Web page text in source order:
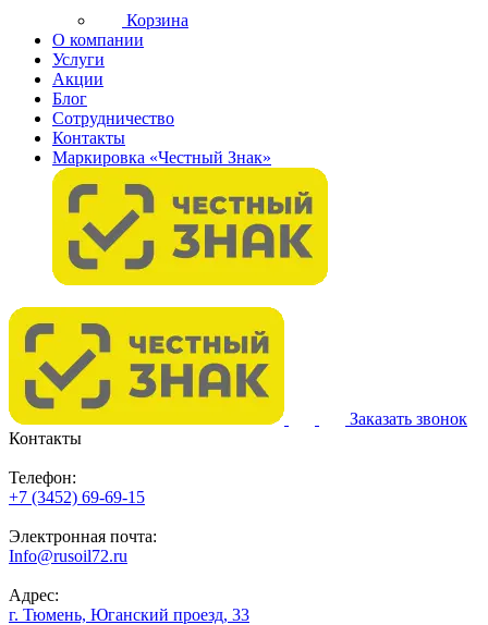
Корзина
О компании
Услуги
Акции
Блог
Сотрудничество
Контакты
Маркировка «Честный Знак»
Заказать звонок
Контакты
Телефон:
+7 (3452) 69-69-15
Электронная почта:
Info@rusoil72.ru
Адрес:
г. Тюмень, Юганский проезд, 33